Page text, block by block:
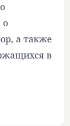
о
а также
в